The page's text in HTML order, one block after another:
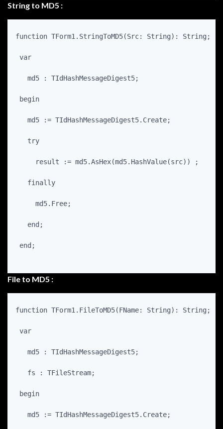
String to MD5 :
function TForm1.StringToMD5(Src: String): String;
var
   md5 : TIdHashMessageDigest5;
begin
   md5 := TIdHashMessageDigest5.Create;
   try
     result := md5.AsHex(md5.HashValue(src)) ;
   finally
     md5.Free;
   end;
end;
File to MD5 :
function TForm1.FileToMD5(FName: String): String;
var
   md5 : TIdHashMessageDigest5;
   fs : TFileStream;
begin
   md5 := TIdHashMessageDigest5.Create;